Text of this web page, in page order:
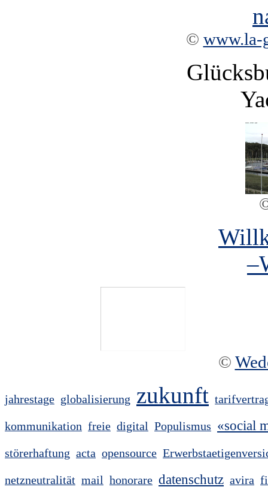
© www.la-
©
jahrestage globalisierung zukunft
kommunikation freie digital Populismus «social
störerhaftung acta opensource
netzneutralität mail honorare datenschutz avira